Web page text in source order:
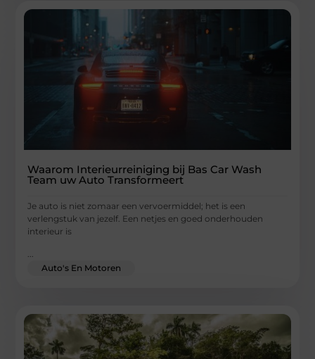
Waarom Interieurreiniging bij Bas Car Wash
Team uw Auto Transformeert
Je auto is niet zomaar een vervoermiddel; het is een
verlengstuk van jezelf. Een netjes en goed onderhouden
interieur is
...
Auto's En Motoren